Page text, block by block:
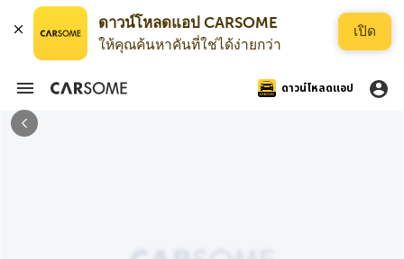
ดาวน์โหลดแอป CARSOME
ให้คุณค้นหาคันที่ใช่ได้ง่ายกว่า
เปิด
ดาวน์โหลดแอป